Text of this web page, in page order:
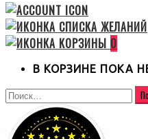
0
В КОРЗИНЕ ПОКА